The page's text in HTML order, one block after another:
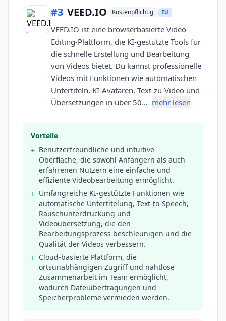
#3 VEED.IO Kostenpflichtig EU
VEED.IO ist eine browserbasierte Video-
Editing-Plattform, die KI-gestützte Tools für
die schnelle Erstellung und Bearbeitung
von Videos bietet. Du kannst professionelle
Videos mit Funktionen wie automatischen
Untertiteln, KI-Avataren, Text-zu-Video und
Übersetzungen in über 50… mehr lesen
Vorteile
+ Benutzerfreundliche und intuitive
Oberfläche, die sowohl Anfängern als auch
erfahrenen Nutzern eine einfache und
effiziente Videobearbeitung ermöglicht.
+ Umfangreiche KI-gestützte Funktionen wie
automatische Untertitelung, Text-to-Speech,
Rauschunterdrückung und
Videoübersetzung, die den
Bearbeitungsprozess beschleunigen und die
Qualität der Videos verbessern.
+ Cloud-basierte Plattform, die
ortsunabhängigen Zugriff und nahtlose
Zusammenarbeit im Team ermöglicht,
wodurch Dateiübertragungen und
Speicherprobleme vermieden werden.